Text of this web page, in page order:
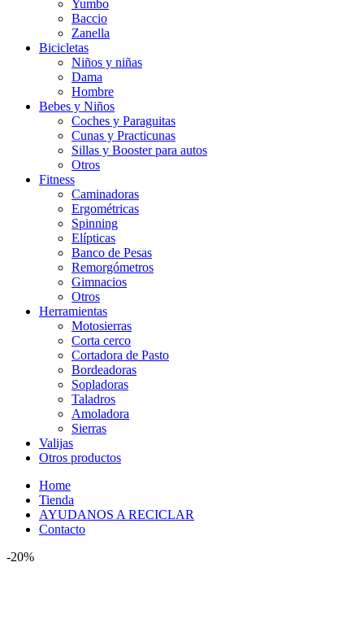
Yumbo
Baccio
Zanella
Bicicletas
Niños y niñas
Dama
Hombre
Bebes y Niños
Coches y Paraguitas
Cunas y Practicunas
Sillas y Booster para autos
Otros
Fitness
Caminadoras
Ergométricas
Spinning
Elípticas
Banco de Pesas
Remorgómetros
Gimnacios
Otros
Herramientas
Motosierras
Corta cerco
Cortadora de Pasto
Bordeadoras
Sopladoras
Taladros
Amoladora
Sierras
Valijas
Otros productos
Home
Tienda
AYUDANOS A RECICLAR
Contacto
-20%